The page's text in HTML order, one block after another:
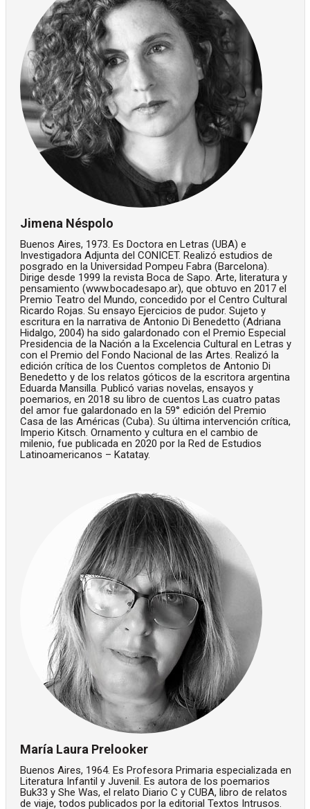
Jimena Néspolo
Buenos Aires, 1973. Es Doctora en Letras (UBA) e
Investigadora Adjunta del CONICET. Realizó estudios de
posgrado en la Universidad Pompeu Fabra (Barcelona).
Dirige desde 1999 la revista Boca de Sapo. Arte, literatura y
pensamiento (www.bocadesapo.ar), que obtuvo en 2017 el
Premio Teatro del Mundo, concedido por el Centro Cultural
Ricardo Rojas. Su ensayo Ejercicios de pudor. Sujeto y
escritura en la narrativa de Antonio Di Benedetto (Adriana
Hidalgo, 2004) ha sido galardonado con el Premio Especial
Presidencia de la Nación a la Excelencia Cultural en Letras y
con el Premio del Fondo Nacional de las Artes. Realizó la
edición crítica de los Cuentos completos de Antonio Di
Benedetto y de los relatos góticos de la escritora argentina
Eduarda Mansilla. Publicó varias novelas, ensayos y
poemarios, en 2018 su libro de cuentos Las cuatro patas
del amor fue galardonado en la 59° edición del Premio
Casa de las Américas (Cuba). Su última intervención crítica,
Imperio Kitsch. Ornamento y cultura en el cambio de
milenio, fue publicada en 2020 por la Red de Estudios
Latinoamericanos – Katatay.
María Laura Prelooker
Buenos Aires, 1964. Es Profesora Primaria especializada en
Literatura Infantil y Juvenil. Es autora de los poemarios
Buk33 y She Was, el relato Diario C y CUBA, libro de relatos
de viaje, todos publicados por la editorial Textos Intrusos.